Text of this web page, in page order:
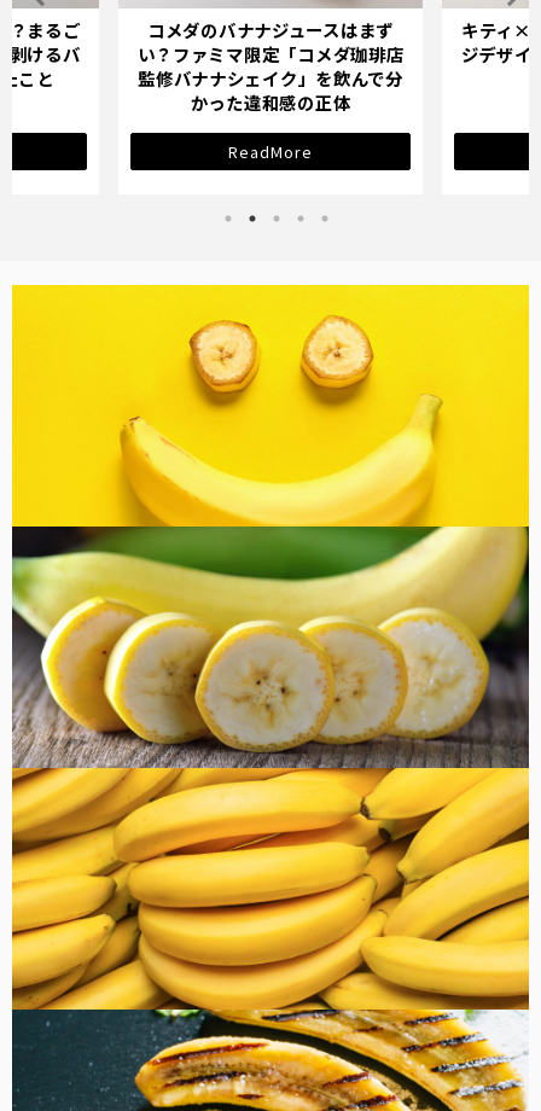
はまず
ダ珈琲店
んで分
キティ×バナナミルクのパッケー
ジデザインが示す「学び直し」の
サインとは？
ReadMore
オイシッ
ている人
コラム
健康・美容
FOOD